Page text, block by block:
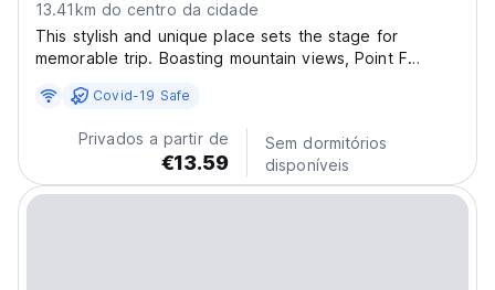
13.41km do centro da cidade
This stylish and unique place sets the stage for
memorable trip. Boasting mountain views, Point F
balcony, around 1.2 km from General Luna Beach. With
garden views, this accommodation offers a patio.
There...
Covid-19 Safe
Privados a partir de
€13.59
Sem dormitórios
disponíveis